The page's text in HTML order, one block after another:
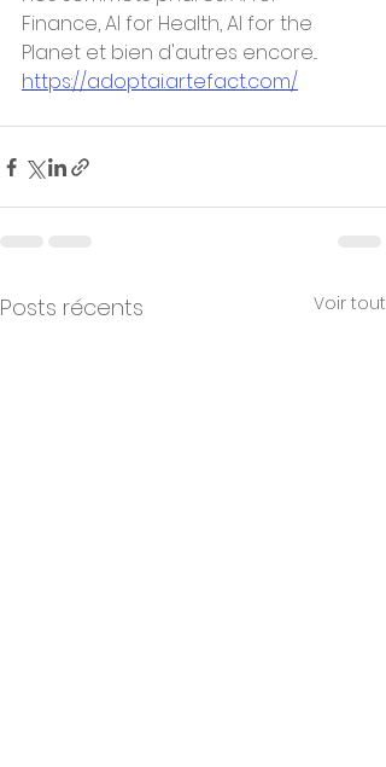
Finance, AI for Health, AI for the
Planet et bien d'autres encore...
https://adoptai.artefact.com/
Posts récents Voir tout